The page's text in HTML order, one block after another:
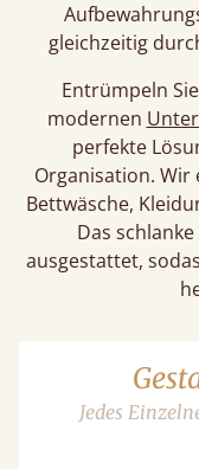
gleichzeitig
Entrümpeln
modernen
perfekte
Organisation. Wir
Bettwäsche,
Das
ausgestattet,
Jedes